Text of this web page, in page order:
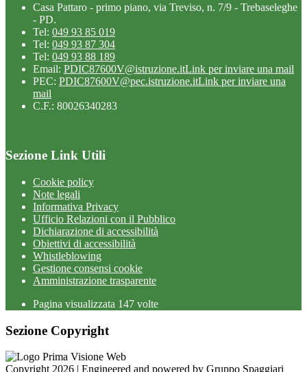
Casa Pattaro - primo piano, via Treviso, n. 7/9 - Trebaseleghe
- PD.
Tel: 049 93 85 019
Tel: 049 93 87 304
Tel: 049 93 88 189
Email: PDIC87600V@istruzione.itLink per inviare una mail
PEC: PDIC87600V@pec.istruzione.itLink per inviare una
mail
C.F.: 80026340283
Sezione Link Utili
Cookie policy
Note legali
Informativa Privacy
Ufficio Relazioni con il Pubblico
Dichiarazione di accessibilità
Obiettivi di accessibilità
Whistleblowing
Gestione consensi cookie
Amministrazione trasparente
Pagina visualizzata 147 volte
Sezione Copyright
Copyright 2026 | Engineered and powered by Gruppo Spaggiari